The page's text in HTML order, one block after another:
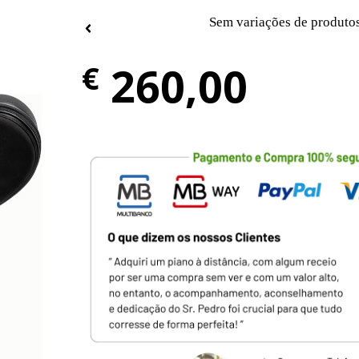
Sem variações de
€260,00